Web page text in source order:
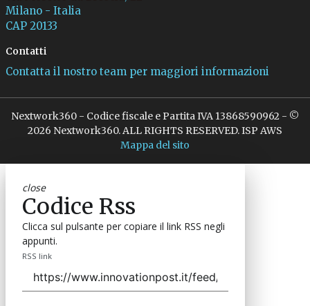
Milano - Italia
CAP 20133
Contatti
Contatta il nostro team per maggiori informazioni
Nextwork360 - Codice fiscale e Partita IVA 13868590962 - ©
2026 Nextwork360. ALL RIGHTS RESERVED. ISP AWS
Mappa del sito
close
Codice Rss
Clicca sul pulsante per copiare il link RSS negli
appunti.
RSS link